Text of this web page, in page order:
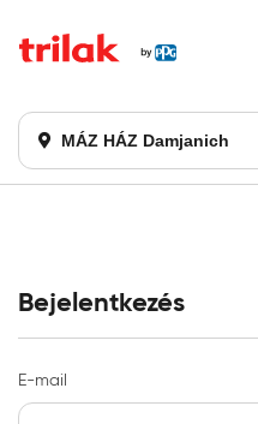
MÁZ HÁZ Damjanich
Fontos tájékoztatás!
Bejelentkezés
E-mail